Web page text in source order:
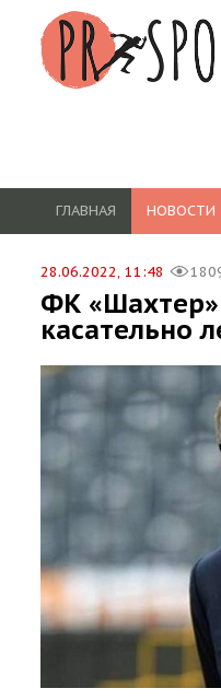
ГЛАВНАЯ НОВОСТИ
28.06.2022, 11:48
ФК
касательно